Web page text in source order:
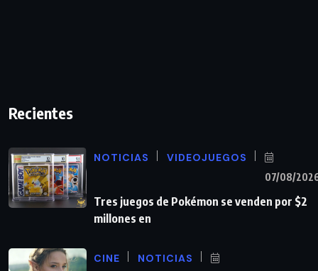
Recientes
NOTICIAS VIDEOJUEGOS
07/08/
Tres juegos de Pokémon se venden por $2
millones en
CINE NOTICIAS